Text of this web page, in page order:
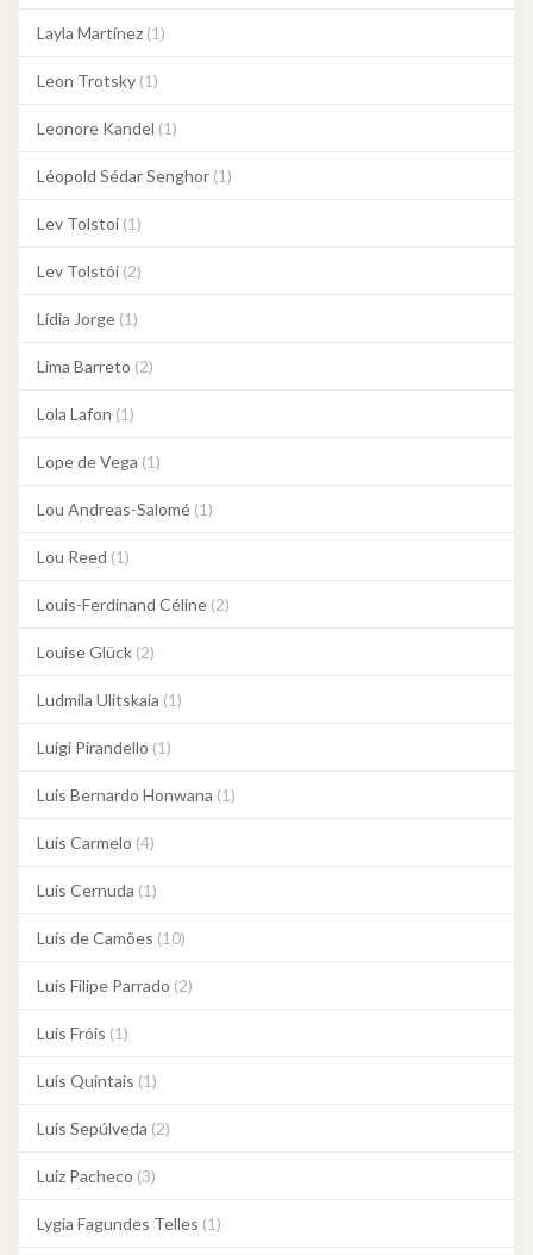
Layla Martínez (1)
Leon Trotsky (1)
Leonore Kandel (1)
Léopold Sédar Senghor (1)
Lev Tolstoi (1)
Lev Tolstói (2)
Lídia Jorge (1)
Lima Barreto (2)
Lola Lafon (1)
Lope de Vega (1)
Lou Andreas-Salomé (1)
Lou Reed (1)
Louis-Ferdinand Céline (2)
Louise Glück (2)
Ludmila Ulitskaia (1)
Luigi Pirandello (1)
Luis Bernardo Honwana (1)
Luís Carmelo (4)
Luis Cernuda (1)
Luís de Camões (10)
Luís Filipe Parrado (2)
Luís Fróis (1)
Luís Quintais (1)
Luis Sepúlveda (2)
Luiz Pacheco (3)
Lygia Fagundes Telles (1)